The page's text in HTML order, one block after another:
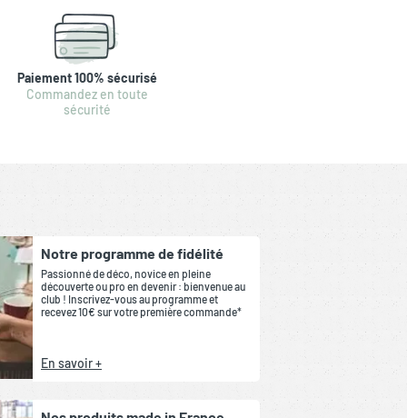
Paiement 100% sécurisé
Commandez en toute
sécurité
Notre programme de fidélité
Passionné de déco, novice en pleine
découverte ou pro en devenir : bienvenue au
club ! Inscrivez-vous au programme et
recevez 10€ sur votre première commande*
En savoir +